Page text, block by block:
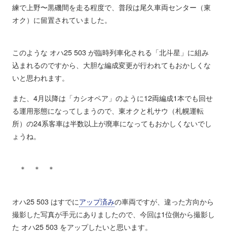
練で上野〜黒磯間を走る程度で、普段は尾久車両センター（東
オク）に留置されていました。
このような オハ25 503 が臨時列車化される「北斗星」に組み
込まれるのですから、大胆な編成変更が行われてもおかしくな
いと思われます。
また、4月以降は「カシオペア」のように12両編成1本でも回せ
る運用形態になってしまうので、東オクと札サウ（札幌運転
所）の24系客車は半数以上が廃車になってもおかしくないでし
ょうね。
＊ ＊ ＊
オハ25 503 はすでにアップ済みの車両ですが、違った方向から
撮影した写真が手元にありましたので、今回は1位側から撮影し
た オハ25 503 をアップしたいと思います。